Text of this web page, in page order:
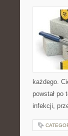
każdego.
powstał po
infekcji,